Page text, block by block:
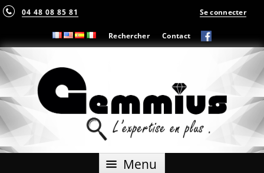
04 48 08 85 81
Rechercher Contact
Se connecter
Menu Aller